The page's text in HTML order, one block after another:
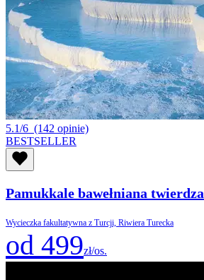
5.1/6 (142 opinie)
BESTSELLER
Pamukkale bawełniana twierdza
Wycieczka fakultatywna z Turcji, Riwiera Turecka
od 499zł/os.